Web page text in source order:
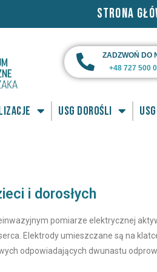
STRONA
ZADZWOŃ DO
+48 727 500
USG dorośli
i dorosłych
pomiarze elektrycznej
Elektrody umieszczane są na
odpowiadających dwunastu